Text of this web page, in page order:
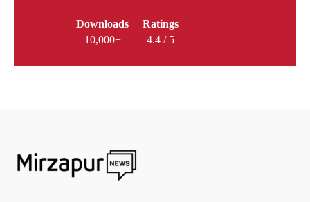
Downloads
10,000+
Ratings
4.4 / 5